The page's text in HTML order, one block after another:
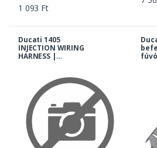
1 093 Ft
Ducati 1405
INJECTION WIRING
HARNESS |